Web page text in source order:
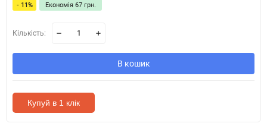
- 11% Економія 67 грн.
Кількість:
В кошик
Купуй в 1 клік